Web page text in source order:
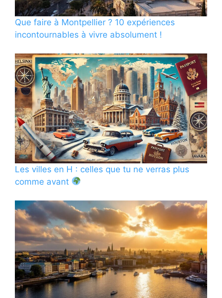
Que faire à Montpellier ? 10 expériences
incontournables à vivre absolument !
Les villes en H : celles que tu ne verras plus
comme avant